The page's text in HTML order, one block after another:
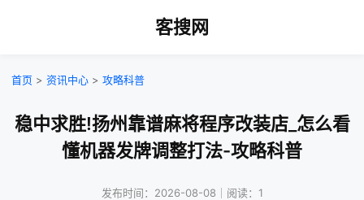
客搜网
首页 > 资讯中心 > 攻略科普
稳中求胜!扬州靠谱麻将程序改装店_怎么看
懂机器发牌调整打法-攻略科普
发布时间：2026-08-08｜阅读：1